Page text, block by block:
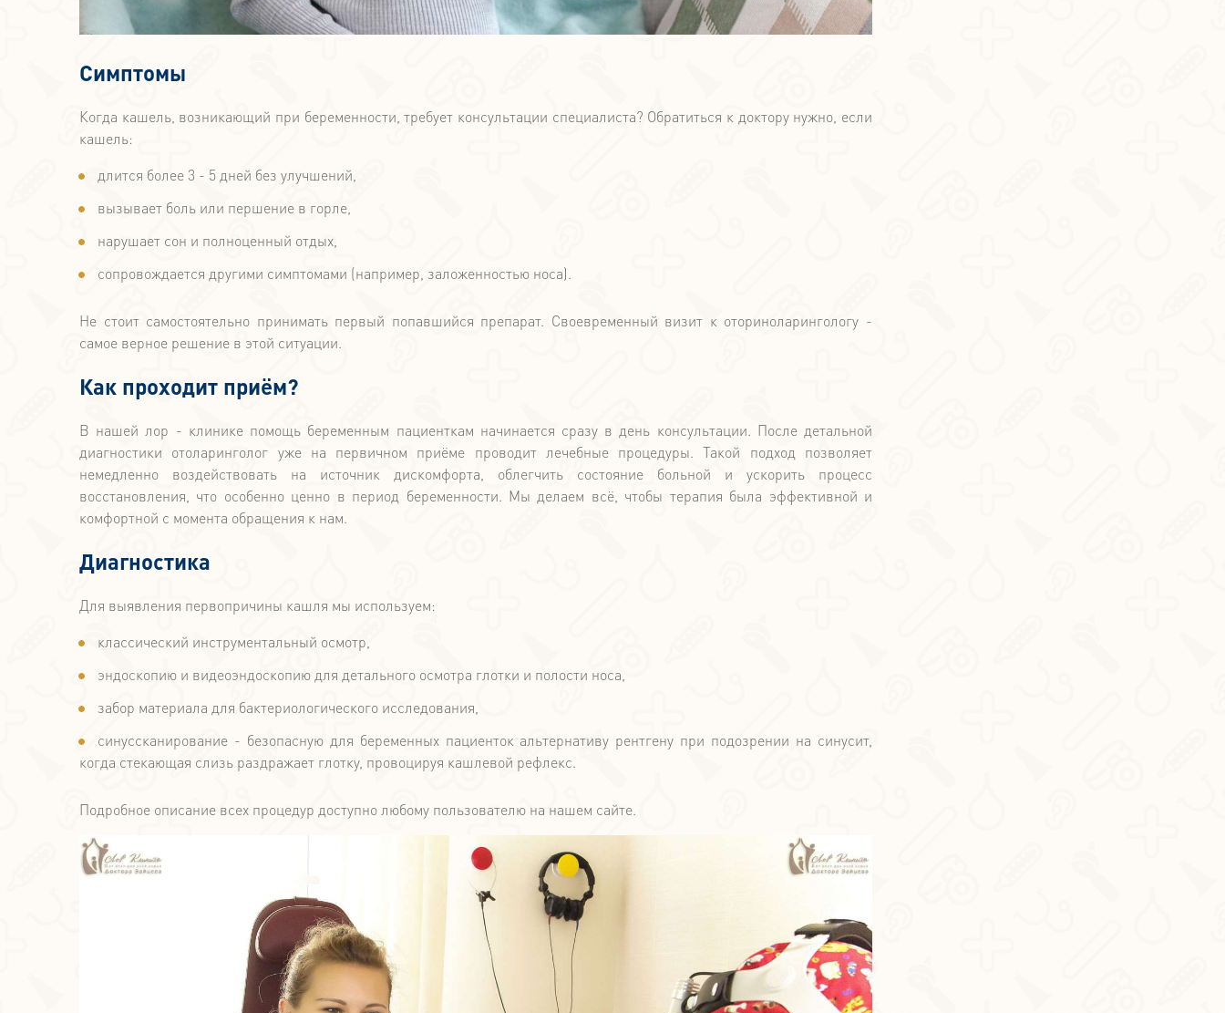
Симптомы
Когда кашель, возникающий при беременности, требует консультации специалиста? Обратиться к доктору нужно, если
кашель:
длится более 3 - 5 дней без улучшений,
вызывает боль или першение в горле,
нарушает сон и полноценный отдых,
сопровождается другими симптомами (например, заложенностью носа).
Не стоит самостоятельно принимать первый попавшийся препарат. Своевременный визит к оториноларингологу -
самое верное решение в этой ситуации.
Как проходит приём?
В нашей лор - клинике помощь беременным пациенткам начинается сразу в день консультации. После детальной
диагностики отоларинголог уже на первичном приёме проводит лечебные процедуры. Такой подход позволяет
немедленно воздействовать на источник дискомфорта, облегчить состояние больной и ускорить процесс
восстановления, что особенно ценно в период беременности. Мы делаем всё, чтобы терапия была эффективной и
комфортной с момента обращения к нам.
Диагностика
Для выявления первопричины кашля мы используем:
классический инструментальный осмотр,
эндоскопию и видеоэндоскопию для детального осмотра глотки и полости носа,
забор материала для бактериологического исследования,
синуссканирование - безопасную для беременных пациенток альтернативу рентгену при подозрении на синусит,
когда стекающая слизь раздражает глотку, провоцируя кашлевой рефлекс.
Подробное описание всех процедур доступно любому пользователю на нашем сайте.